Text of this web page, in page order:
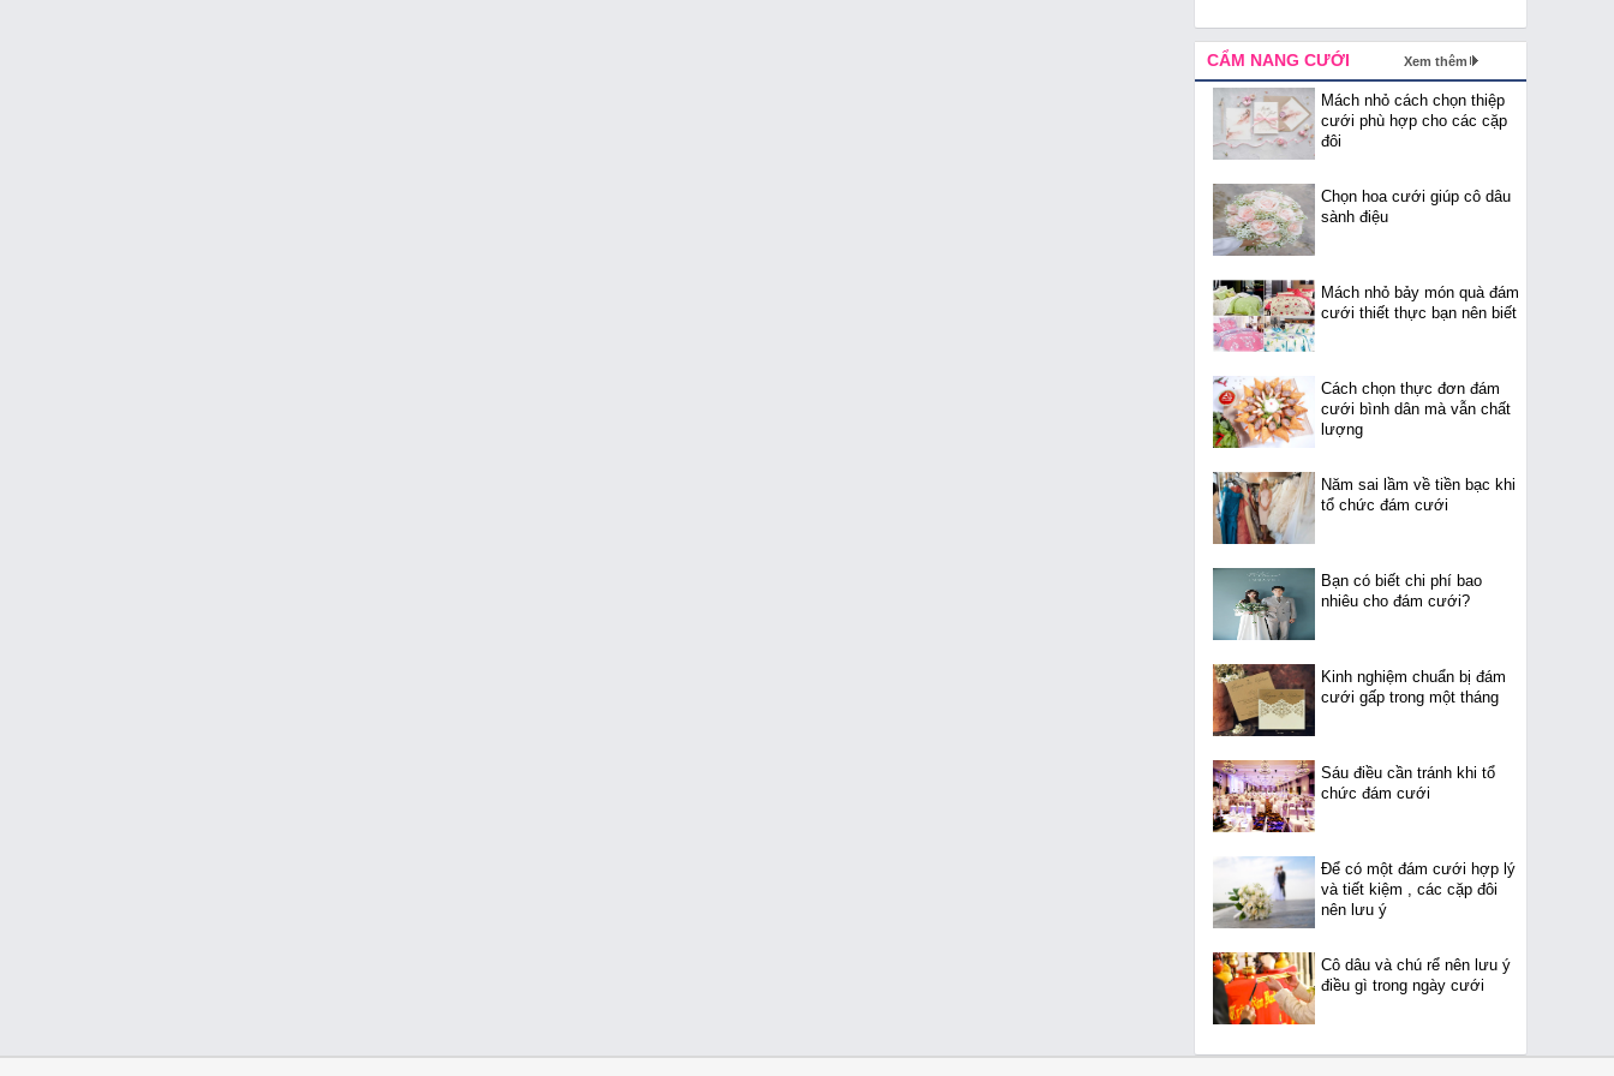
CẨM NANG CƯỚI Xem thêm
Mách nhỏ cách chọn thiệp
cưới phù hợp cho các cặp
đôi
Chọn hoa cưới giúp cô dâu
sành điệu
Mách nhỏ bảy món quà đám
cưới thiết thực bạn nên biết
Cách chọn thực đơn đám
cưới bình dân mà vẫn chất
lượng
Năm sai lầm về tiền bạc khi
tổ chức đám cưới
Bạn có biết chi phí bao
nhiêu cho đám cưới?
Kinh nghiệm chuẩn bị đám
cưới gấp trong một tháng
Sáu điều cần tránh khi tổ
chức đám cưới
Để có một đám cưới hợp lý
và tiết kiệm , các cặp đôi
nên lưu ý
Cô dâu và chú rể nên lưu ý
điều gì trong ngày cưới